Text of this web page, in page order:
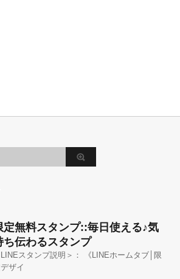
定無料スタンプ::毎日使える♪気
ち伝わるスタンプ
LINEスタンプ説明＞： 《LINEホームタブ│限
ザイ